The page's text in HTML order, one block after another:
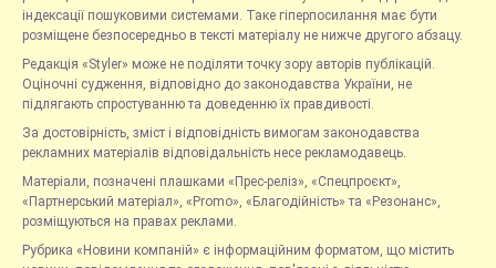
індексації пошуковими системами. Таке гіперпосилання має бути
розміщене безпосередньо в тексті матеріалу не нижче другого абзацу.
Редакція «Styler» може не поділяти точку зору авторів публікацій.
Оціночні судження, відповідно до законодавства України, не
підлягають спростуванню та доведенню їх правдивості.
За достовірність, зміст і відповідність вимогам законодавства
рекламних матеріалів відповідальність несе рекламодавець.
Матеріали, позначені плашками «Прес-реліз», «Спецпроєкт»,
«Партнерський матеріал», «Promo», «Благодійність» та «Резонанс»,
розміщуються на правах реклами.
Рубрика «Новини компаній» є інформаційним форматом, що містить